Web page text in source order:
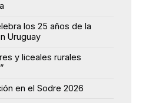
los 25 años de la
Uruguay
y liceales rurales
en el Sodre 2026